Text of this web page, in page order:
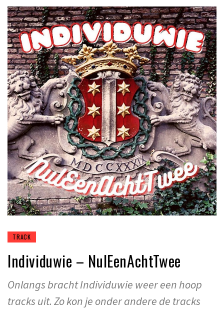
TRACK
Individuwie – NulEenAchtTwee
Onlangs bracht Individuwie weer een hoop
tracks uit. Zo kon je onder andere de tracks